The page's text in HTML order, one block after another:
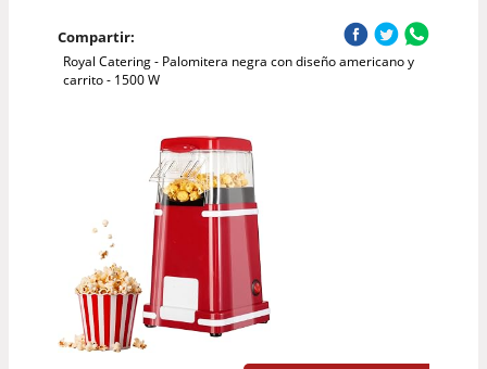
Compartir:
Royal Catering - Palomitera negra con diseño americano y
carrito - 1500 W